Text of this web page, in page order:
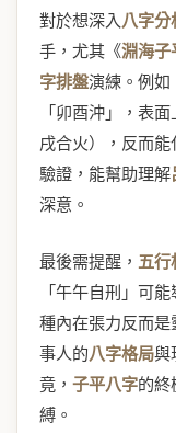
對於想深入八字分
手，尤其《淵海子
字排盤演練。例如
「卯酉沖」，表
戌合火），反而
驗證，能幫助理解
深意。
最後需提醒， 五行
「午午自刑」可
種內在張力反而是
事人的八字格局與
竟， 子平八字的終
縛。